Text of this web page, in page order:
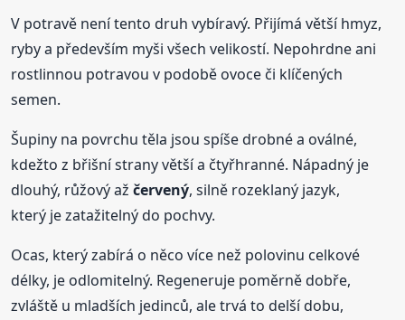
V potravě není tento druh vybíravý. Přijímá větší hmyz,
ryby a především myši všech velikostí. Nepohrdne ani
rostlinnou potravou v podobě ovoce či klíčených
semen.
Šupiny na povrchu těla jsou spíše drobné a oválné,
kdežto z břišní strany větší a čtyřhranné. Nápadný je
dlouhý, růžový ažčervený, silně rozeklaný jazyk,
který je zatažitelný do pochvy.
Ocas, který zabírá o něco více než polovinu celkové
délky, je odlomitelný. Regeneruje poměrně dobře,
zvláště u mladších jedinců, ale trvá to delší dobu,